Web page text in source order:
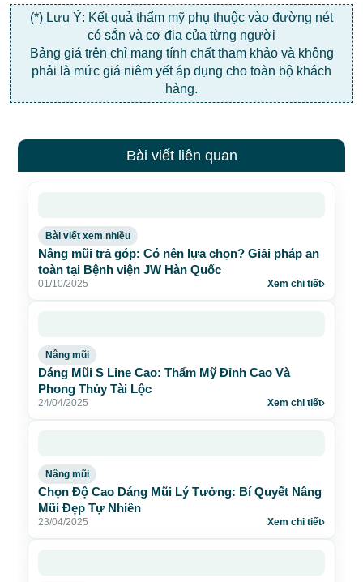
(*) Lưu Ý: Kết quả thẩm mỹ phụ thuộc vào đường nét
có sẵn và cơ địa của từng người
Bảng giá trên chỉ mang tính chất tham khảo và không
phải là mức giá niêm yết áp dụng cho toàn bộ khách
hàng.
Bài viết liên quan
Bài viết xem nhiều
Nâng mũi trả góp: Có nên lựa chọn? Giải pháp an
toàn tại Bệnh viện JW Hàn Quốc
01/10/2025 Xem chi tiết›
Nâng mũi
Dáng Mũi S Line Cao: Thẩm Mỹ Đỉnh Cao Và
Phong Thủy Tài Lộc
24/04/2025 Xem chi tiết›
Nâng mũi
Chọn Độ Cao Dáng Mũi Lý Tưởng: Bí Quyết Nâng
Mũi Đẹp Tự Nhiên
23/04/2025 Xem chi tiết›